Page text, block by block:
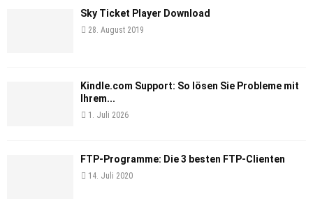
Sky Ticket Player Download
28. August 2019
Kindle.com Support: So lösen Sie Probleme mit
Ihrem...
1. Juli 2026
FTP-Programme: Die 3 besten FTP-Clienten
14. Juli 2020